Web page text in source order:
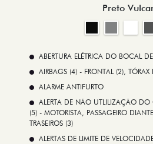
Preto
ABERTURA ELÉTRICA DO BOCAL
AIRBAGS (4) - FRONTAL (2), TÓRAX
ALARME ANTIFURTO
ALERTA DE NÃO UTLILIZAÇÃO
(5) - MOTORISTA, PASSAGEIRO
TRASEIROS (3)
ALERTAS DE LIMITE DE